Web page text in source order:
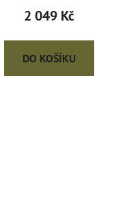
2 049 Kč
DO KOŠÍKU